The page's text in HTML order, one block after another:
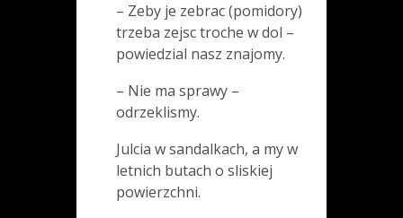
– Zeby je zebrac (pomidory)
trzeba zejsc troche w dol –
powiedzial nasz znajomy.
– Nie ma sprawy –
odrzeklismy.
Julcia w sandalkach, a my w
letnich butach o sliskiej
powierzchni.